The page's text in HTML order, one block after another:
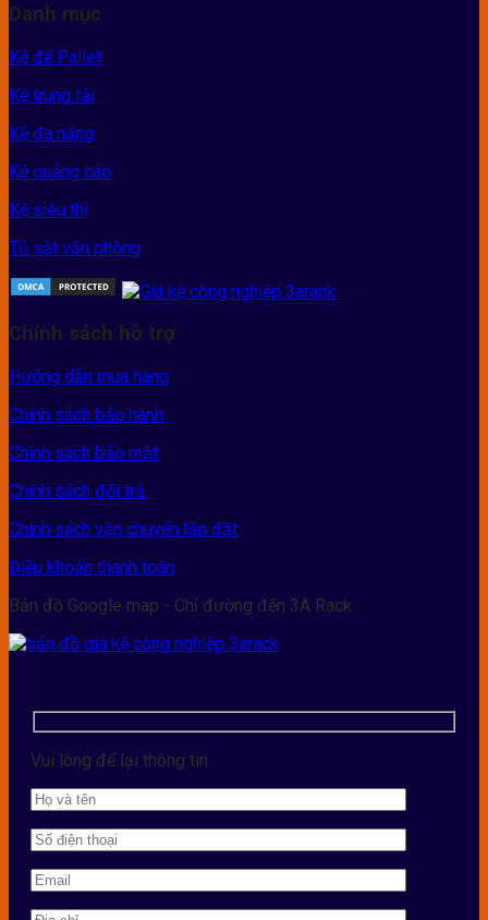
Danh mục
Kệ để Pallet
Kệ trung tải
Kệ đa năng
Kệ quảng cáo
Kệ siêu thị
Tủ sắt văn phòng
Chính sách hỗ trợ
Hướng dẫn mua hàng
Chính sách bảo hành
Chính sách bảo mật
Chính sách đổi trả
Chính sách vận chuyển lắp đặt
Điều khoản thanh toán
Bản đồ Google map - Chỉ đường đến 3A Rack
Vui lòng để lại thông tin